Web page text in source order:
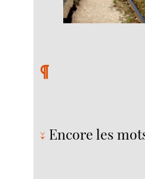
¶
↓ Encore les